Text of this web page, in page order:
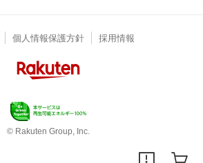
個人情報保護方針 採用情報
© Rakuten Group, Inc.